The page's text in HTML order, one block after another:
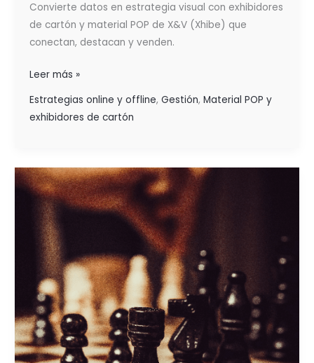
Convierte datos en estrategia visual con exhibidores
de cartón y material POP de X&V (Xhibe) que
conectan, destacan y venden.
Leer más »
Estrategias online y offline, Gestión, Material POP y
exhibidores de cartón
LA
CLAVE
ESTÁ
ESTRATEGIA:
por
qué
el
PDV
sigue